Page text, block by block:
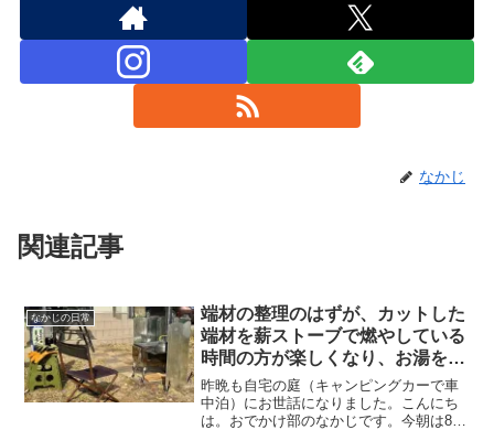
なかじ
関連記事
なかじの日常
端材の整理のはずが、カットした
端材を薪ストーブで燃やしている
時間の方が楽しくなり、お湯を沸
かして焼酎のお湯割りを飲み始め
ました♪
昨晩も自宅の庭（キャンピングカーで車
中泊）にお世話になりました。こんにち
は。おでかけ部のなかじです。今朝は8時